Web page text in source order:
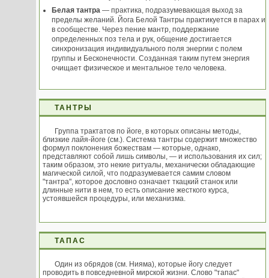
Белая тантра — практика, подразумевающая выход за
пределы желаний. Йога Белой Тантры практикуется в парах и
в сообществе. Через пение мантр, поддержание
определенных поз тела и рук, общение достигается
синхронизация индивидуального поля энергии с полем
группы и Бесконечности. Созданная таким путем энергия
очищает физическое и ментальное тело человека.
ТАНТРЫ
Группа трактатов по йоге, в которых описаны методы,
близкие лайя-йоге (см.). Система тантры содержит множество
формул поклонения божествам — которые, однако,
представляют собой лишь символы, — и использования их сил;
таким образом, это некие ритуалы, механически обладающие
магической силой, что подразумевается самим словом
"тантра", которое дословно означает ткацкий станок или
длинные нити в нем, то есть описание жесткого курса,
устоявшейся процедуры, или механизма.
ТАПАС
Один из обрядов (см. Нияма), которые йогу следует
проводить в повседневной мирской жизни. Слово "тапас"